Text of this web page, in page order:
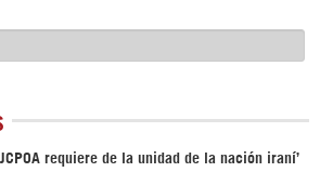
JCPOA requiere de la unidad de la nación iraní’